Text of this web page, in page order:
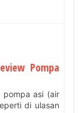
Pompa
pompa asi (air
di ulasan